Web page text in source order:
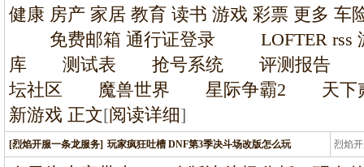
健康 房产 家居 教育 读书 游戏 彩票 更多 车
免费邮箱 通行证登录 LOFTER
库 测试表 抢号系统 评测报告
坛社区 魔兽世界 星际争霸2 天下
新游戏 正文[阅读详细]
[烈焰开服一条龙服务] 玩家疯狂吐槽 DNF第3季决斗场改版怎么玩 烈焰